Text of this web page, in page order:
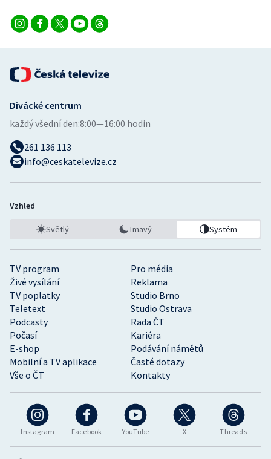
Instagram Facebook YouTube X Threads
TV program
Pro média
Živé vysílání
Reklama
TV poplatky
Studio Brno
Teletext
Studio Ostrava
Podcasty
Rada ČT
Počasí
Kariéra
E-shop
Podávání námětů
Mobilní a TV aplikace
Časté dotazy
Vše o ČT
Kontakty
Divácké centrum
každý všední den:8:00—16:00 hodin
261 136 113
info@ceskatelevize.cz
Vzhled
Světlý Tmavý Systém